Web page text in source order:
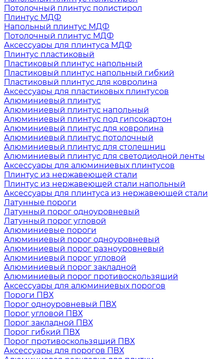
Потолочный плинтус полистирол
Плинтус МДФ
Напольный плинтус МДФ
Потолочный плинтус МДФ
Аксессуары для плинтуса МДФ
Плинтус пластиковый
Пластиковый плинтус напольный
Пластиковый плинтус напольный гибкий
Пластиковый плинтус для ковролина
Аксессуары для пластиковых плинтусов
Алюминиевый плинтус
Алюминиевый плинтус напольный
Алюминиевый плинтус под гипсокартон
Алюминиевый плинтус для ковролина
Алюминиевый плинтус потолочный
Алюминиевый плинтус для столешниц
Алюминиевый плинтус для светодиодной ленты
Аксессуары для алюминиевых плинтусов
Плинтус из нержавеющей стали
Плинтус из нержавеющей стали напольный
Аксессуары для плинтуса из нержавеющей стали
Латунные пороги
Латунный порог одноуровневый
Латунный порог угловой
Алюминиевые пороги
Алюминиевый порог одноуровневый
Алюминиевый порог разноуровневый
Алюминиевый порог угловой
Алюминиевый порог закладной
Алюминиевый порог противоскользящий
Аксессуары для алюминиевых порогов
Пороги ПВХ
Порог одноуровневый ПВХ
Порог угловой ПВХ
Порог закладной ПВХ
Порог гибкий ПВХ
Порог противоскользящий ПВХ
Аксессуары для порогов ПВХ